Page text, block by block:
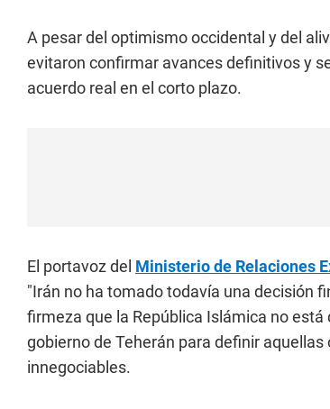
A pesar del optimismo occidental y del
evitaron confirmar avances definitivos y
acuerdo real en el corto plazo.
El portavoz del Ministerio de Relaciones
"Irán no ha tomado todavía una decisión
firmeza que la República Islámica no
gobierno de Teherán para definir
innegociables.